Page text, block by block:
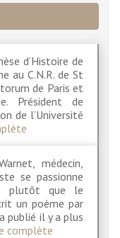
d’Histoire de
au C.N.R. de St
de Paris et
Président de
de l’Université
médecin,
se passionne
plutôt que le
un poème par
publié il y a plus
complète